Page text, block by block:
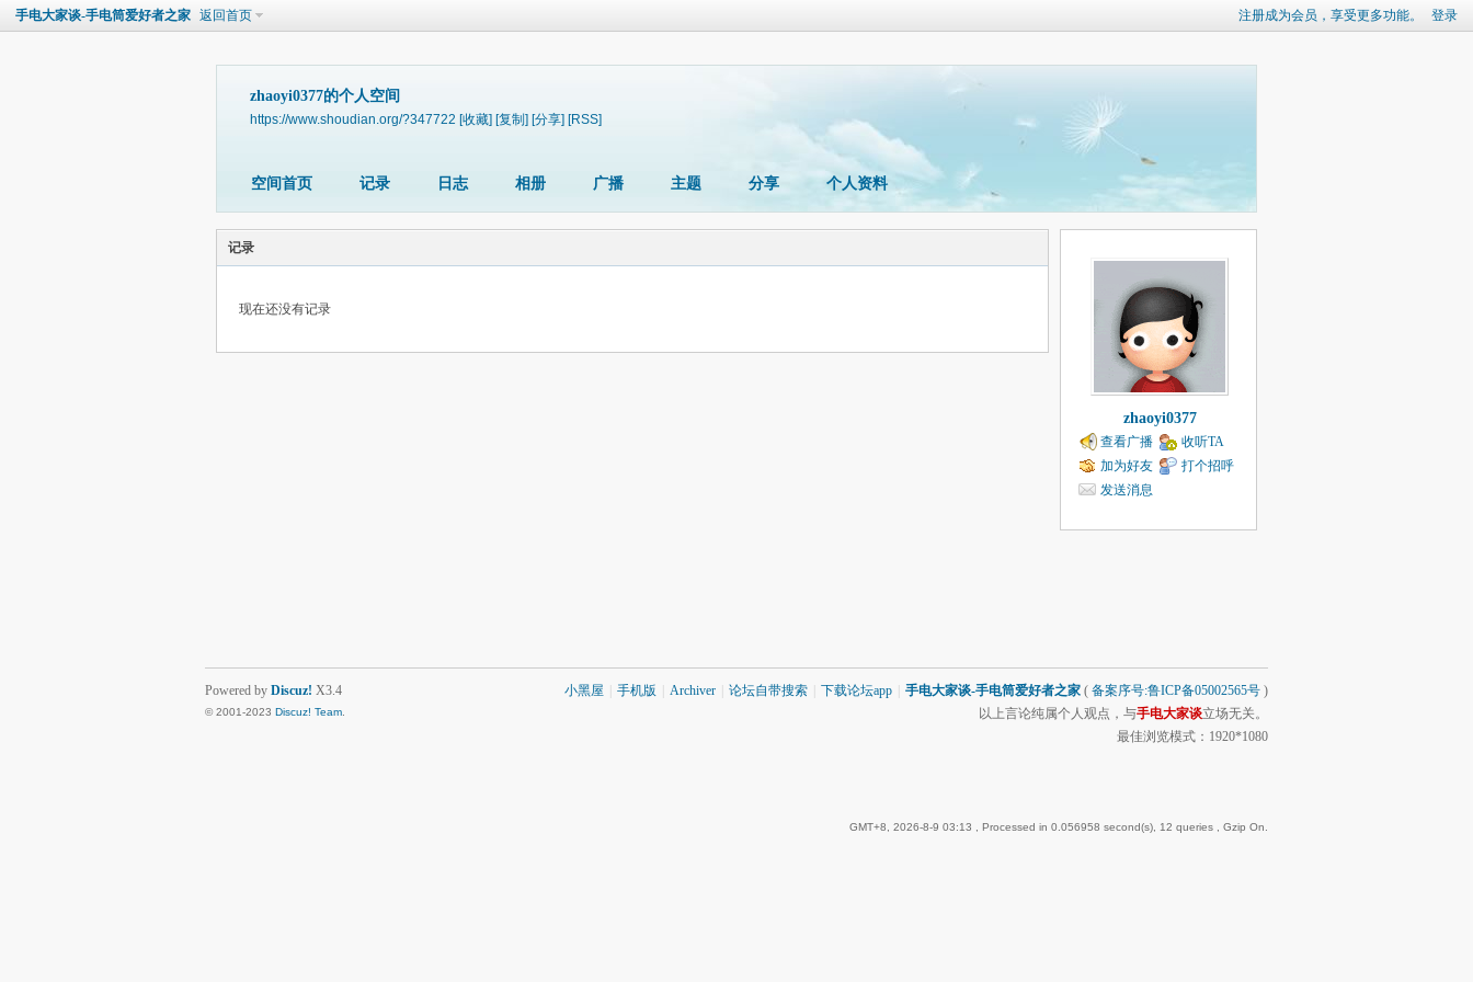
注册成为会员，享受更多功能。 登录
手电大家谈-手电筒爱好者之家 返回首页
zhaoyi0377的个人空间
https://www.shoudian.org/?347722 [收藏] [复制] [分享] [RSS]
空间首页 记录 日志 相册 广播 主题 分享 个人资料
记录
现在还没有记录
zhaoyi0377
查看广播
收听TA
加为好友
打个招呼
发送消息
小黑屋 手机版 Archiver 论坛自带搜索 下载论坛app 手电大家谈-手电筒爱好者之家 ( 备案序号:鲁ICP备05002565号 )
以上言论纯属个人观点，与手电大家谈立场无关。
最佳浏览模式：1920*1080
GMT+8, 2026-8-9 03:13 , Processed in 0.056958 second(s), 12 queries , Gzip On.
Powered by Discuz! X3.4
© 2001-2023 Discuz! Team